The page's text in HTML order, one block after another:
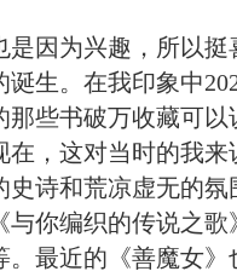
是因为兴趣，所以
生。在我印象中
那些书破万收藏可
在，这对当时的我
史诗和荒凉虚无的
与你编织的传说之
。最近的《善魔女